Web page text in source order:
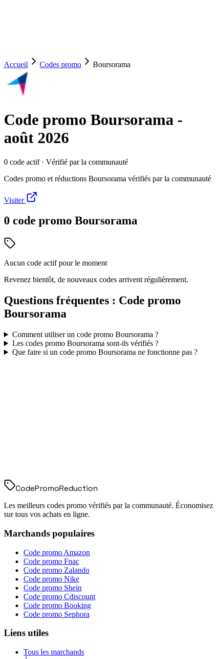
Accueil Codes promo Boursorama
Code promo Boursorama -
août 2026
0 code actif· Vérifié par la communauté
Codes promo et réductions Boursorama vérifiés par la communauté
Visiter
0 code promo Boursorama
Aucun code actif pour le moment
Revenez bientôt, de nouveaux codes arrivent régulièrement.
Questions fréquentes : Code promo
Boursorama
Comment utiliser un code promo Boursorama ?
Les codes promo Boursorama sont-ils vérifiés ?
Que faire si un code promo Boursorama ne fonctionne pas ?
CodePromoReduction
Les meilleurs codes promo vérifiés par la communauté. Économisez
sur tous vos achats en ligne.
Marchands populaires
Code promo Amazon
Code promo Fnac
Code promo Zalando
Code promo Nike
Code promo Shein
Code promo Cdiscount
Code promo Booking
Code promo Sephora
Liens utiles
Tous les marchands